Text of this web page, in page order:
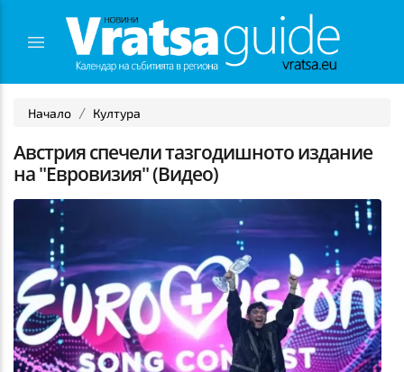
Начало Култура
Австрия спечели тазгодишното издание
на "Евровизия" (Видео)